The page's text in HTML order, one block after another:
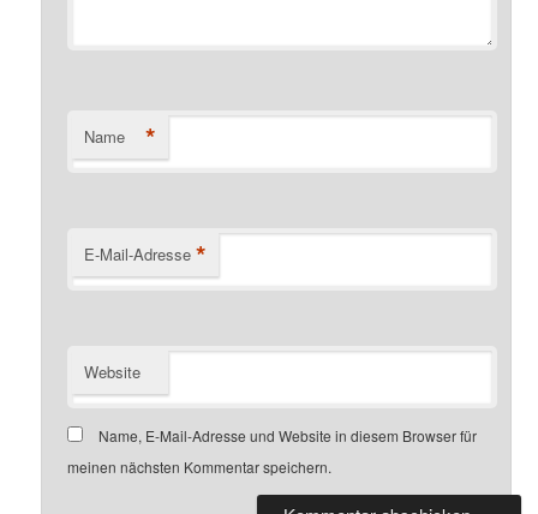
Name *
E-Mail-Adresse *
Website
Name, E-Mail-Adresse und Website in diesem Browser für
meinen nächsten Kommentar speichern.